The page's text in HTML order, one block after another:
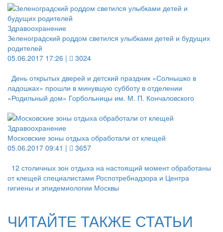
Здравоохранение
Зеленоградский роддом светился улыбками детей и будущих
родителей
05.06.2017 17:26 |
3024
День открытых дверей и детский праздник «Солнышко в
ладошках» прошли в минувшую субботу в отделении
«Родильный дом» Горбольницы им. М. П. Кончаловского
Здравоохранение
Московские зоны отдыха обработали от клещей
05.06.2017 09:41 |
3657
12 столичных зон отдыха на настоящий момент обработаны
от клещей специалистами Роспотребнадзора и Центра
гигиены и эпидемиологии Москвы
ЧИТАЙТЕ ТАКЖЕ СТАТЬИ